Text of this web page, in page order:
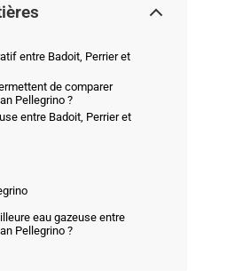
entre Badoit, Perrier et
de comparer
Pellegrino ?
entre Badoit, Perrier et
eau gazeuse entre
Pellegrino ?